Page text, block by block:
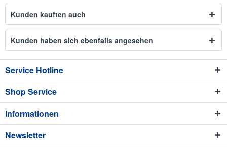
Kunden kauften auch
Kunden haben sich ebenfalls angesehen
Service Hotline
Shop Service
Informationen
Newsletter